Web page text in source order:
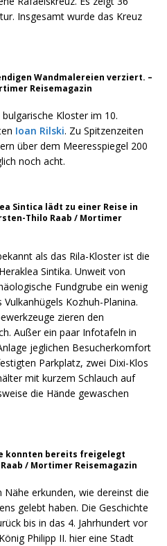
Insgesamt wurde das Kreuz
Wandmalereien verziert. –
Reisemagazin
Kloster im 10.
Ioan Rilski. Zu Spitzenzeiten
über dem Meeresspiegel 200
noch acht.
Sintica lädt zu einer Reise in
Thilo Raab / Mortimer
als das Rila-Kloster ist die
Sintika. Unweit von
Fundgrube ein wenig
Kozhuh-Planina.
zieren den
Außer ein paar Infotafeln in
jeglichen Besucherkomfort
Parkplatz, zwei Dixi-Klos
mit kurzem Schlauch auf
die Hände gewaschen
konnten bereits freigelegt
/ Mortimer Reisemagazin
erkunden, wie dereinst die
gelebt haben. Die Geschichte
bis in das 4. Jahrhundert vor
Philipp II. hier eine Stadt